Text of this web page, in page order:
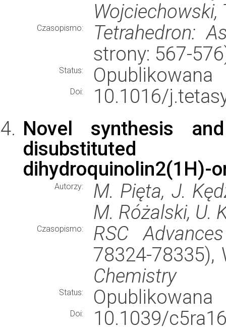
Czasopismo:
Tetrahedron:
strony: 567-
Status: Opublikowana
Doi:
10.1016/
Novel synthesis
disubstituted
dihydroquinolin2(1H)-
Autorzy:
M. Pięta, J.
M. Różalski, U.
Czasopismo: RSC Advances
78324-
Chemistry
Status: Opublikowana
Doi:
10.1039/